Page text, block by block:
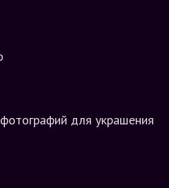
для украшения